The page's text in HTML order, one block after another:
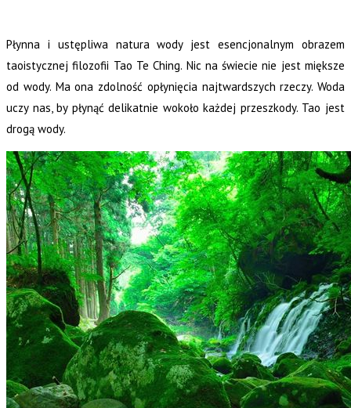
Płynna i ustępliwa natura wody jest esencjonalnym obrazem
taoistycznej filozofii Tao Te Ching. Nic na świecie nie jest miększe
od wody. Ma ona zdolność opłynięcia najtwardszych rzeczy. Woda
uczy nas, by płynąć delikatnie wokoło każdej przeszkody. Tao jest
drogą wody.